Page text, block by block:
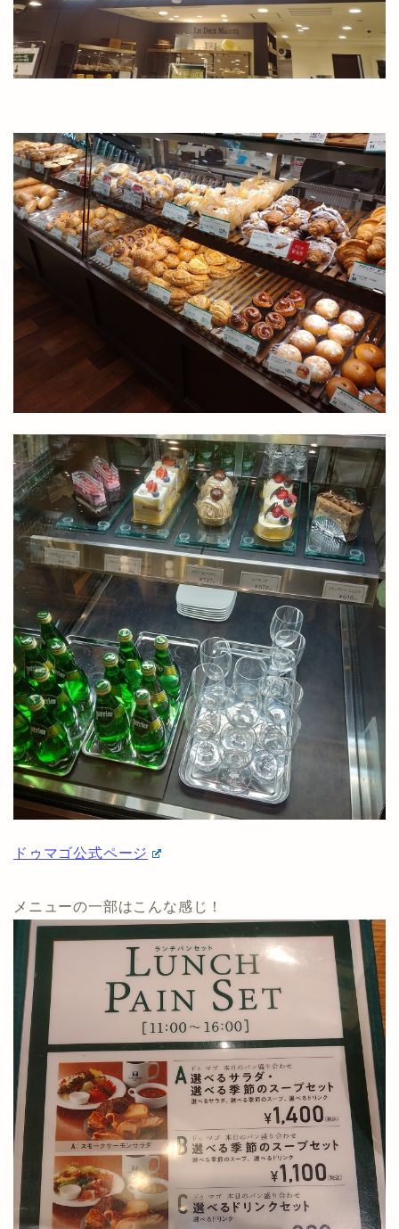
ドゥマゴ公式ページ
メニューの一部はこんな感じ！